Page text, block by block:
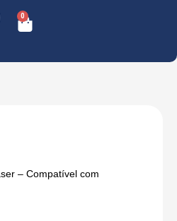
0
Cart
– Compatível com